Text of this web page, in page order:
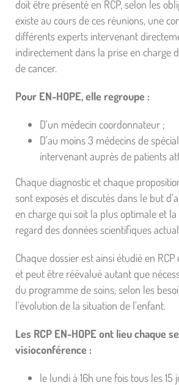
doit être présenté en RCP, selon les
existe au cours de ces réunions, une
différents experts intervenant
indirectement dans la prise en charge
de cancer.
Pour EN-HOPE, elle regroupe :
D’un médecin coordonnateur ;
D’au moins 3 médecins de
intervenant auprès de patients
Chaque diagnostic et chaque
sont exposés et discutés dans le but
en charge qui soit la plus optimale et
regard des données scientifiques
Chaque dossier est ainsi étudié en RCP
et peut être réévalué autant que
du programme de soins, selon les
l’évolution de la situation de l’enfant.
Les RCP EN-HOPE ont lieu chaque
visioconférence :
le lundi à 16h une fois tous les 15